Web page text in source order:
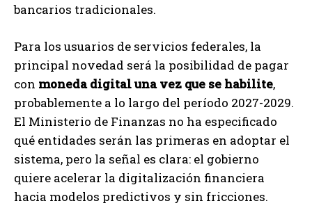
bancarios tradicionales.
Para los usuarios de servicios federales, la
principal novedad será la posibilidad de pagar
con moneda digital una vez que se habilite,
probablemente a lo largo del período 2027-2029.
El Ministerio de Finanzas no ha especificado
qué entidades serán las primeras en adoptar el
sistema, pero la señal es clara: el gobierno
quiere acelerar la digitalización financiera
hacia modelos predictivos y sin fricciones.